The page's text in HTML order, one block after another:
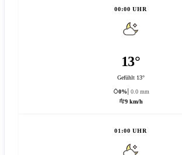
00:00 UHR
13°
Gefühlt 13°
0%
0.0 mm
9 km/h
01:00 UHR